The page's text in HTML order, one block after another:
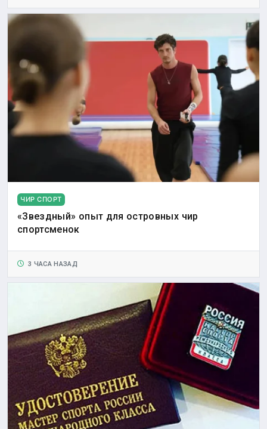
ЧИР СПОРТ
«Звездный» опыт для островных чир
спортсменок
3 ЧАСА НАЗАД